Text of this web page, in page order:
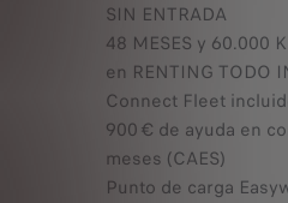
SIN ENTRADA
48 MESES y 60.000
en RENTING TODO
Connect Fleet
900 € de ayuda en
meses (CAES)
Punto de carga